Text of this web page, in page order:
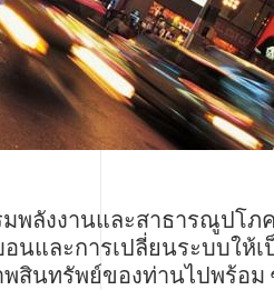
พลังงานและสาธารณูปโภ
นและการเปลี่ยนระบบให้
สินทรัพย์ของท่านไปพร้อม